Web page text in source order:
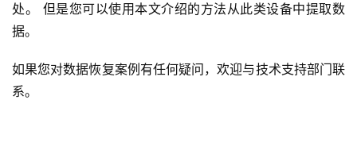
处。 但是您可以使用本文介绍的方法从此类设备中提取数
据。
如果您对数据恢复案例有任何疑问，欢迎与技术支持部门联
系。